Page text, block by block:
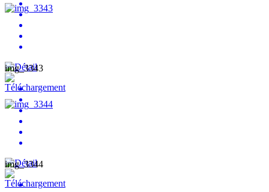
img_3343
img_3344